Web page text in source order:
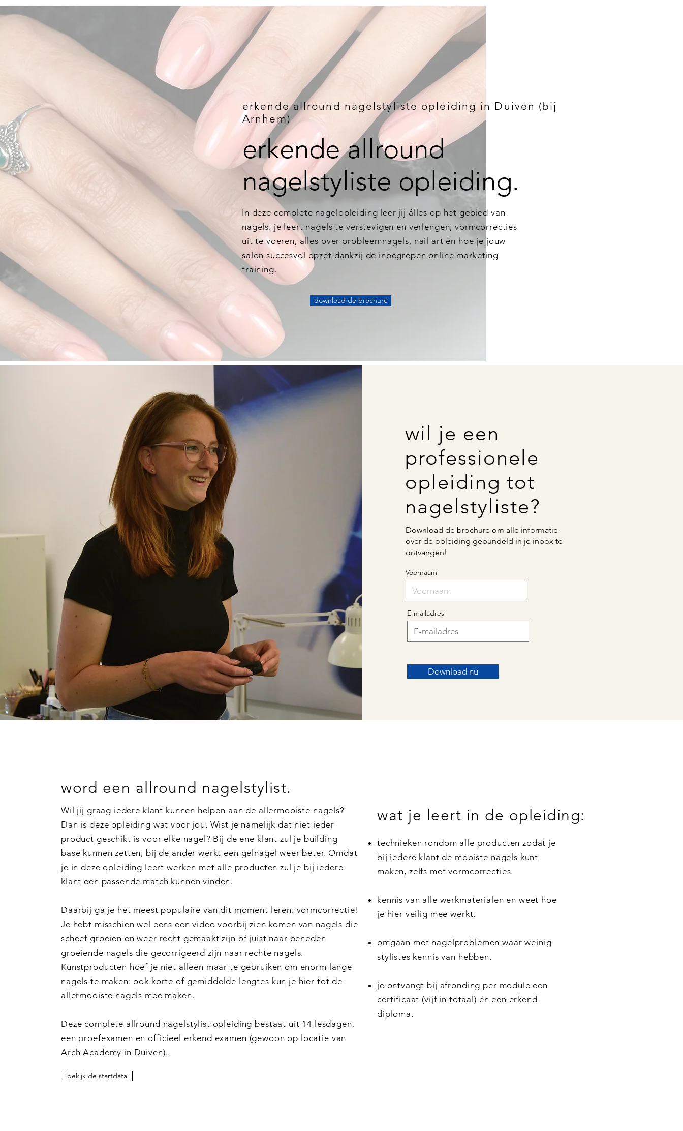
erkende allround nagelstyliste opleiding in Duiven (bij
Arnhem)
erkende allround
nagelstyliste opleiding.
In deze complete nagelopleiding leer jij álles op het gebied van
nagels: je leert nagels te verstevigen en verlengen, vormcorrecties
uit te voeren, alles over probleemnagels, nail art én hoe je jouw
salon succesvol opzet dankzij de inbegrepen online marketing
training.
download de brochure
wil je een
professionele
opleiding tot
nagelstyliste?
Download de brochure om alle informatie
over de opleiding gebundeld in je inbox te
ontvangen!
Voornaam
E-mailadres
Download nu
word een allround nagelstylist.
Wil jij graag iedere klant kunnen helpen aan de allermooiste nagels?
Dan is deze opleiding wat voor jou. Wist je namelijk dat niet ieder
product geschikt is voor elke nagel? Bij de ene klant zul je building
base kunnen zetten, bij de ander werkt een gelnagel weer beter. Omdat
je in deze opleiding leert werken met alle producten zul je bij iedere
klant een passende match kunnen vinden.
Daarbij ga je het meest populaire van dit moment leren: vormcorrectie!
Je hebt misschien wel eens een video voorbij zien komen van nagels die
scheef groeien en weer recht gemaakt zijn of juist naar beneden
groeiende nagels die gecorrigeerd zijn naar rechte nagels.
Kunstproducten hoef je niet alleen maar te gebruiken om enorm lange
nagels te maken: ook korte of gemiddelde lengtes kun je hier tot de
allermooiste nagels mee maken.
Deze complete allround nagelstylist opleiding bestaat uit 14 lesdagen,
een proefexamen en officieel erkend examen (gewoon op locatie van
Arch Academy in Duiven).
bekijk de startdata
wat je leert in de opleiding:
technieken rondom alle producten zodat je
bij iedere klant de mooiste nagels kunt
maken, zelfs met vormcorrecties.
kennis van alle werkmaterialen en weet hoe
je hier veilig mee werkt.
omgaan met nagelproblemen waar weinig
stylistes kennis van hebben.
je ontvangt bij afronding per module een
certificaat (vijf in totaal) én een erkend
diploma.